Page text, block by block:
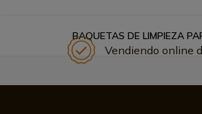
BAQUETAS DE LIMPIEZA
Vendiendo online